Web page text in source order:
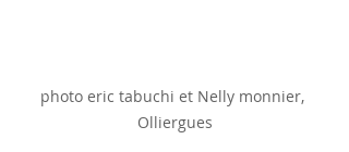
photo eric tabuchi et Nelly monnier,
Olliergues